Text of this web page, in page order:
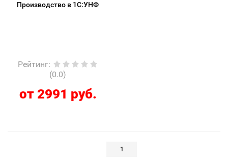
Производство в 1С:УНФ
Рейтинг:
(0.0)
от 2991 руб.
1